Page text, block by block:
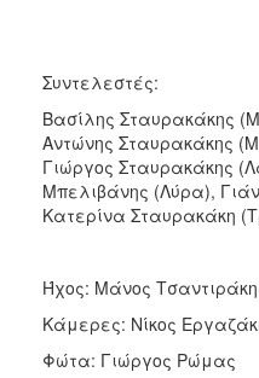
Συντελεστές:
Βασίλης Σταυρακάκης
Αντώνης Σταυρακάκης
Γιώργος Σταυρακάκης
Μπελιβάνης (Λύρα),
Κατερίνα Σταυρακάκη
Ήχος: Μάνος
Κάμερες: Νίκος
Φώτα: Γιώργος Ρώμας